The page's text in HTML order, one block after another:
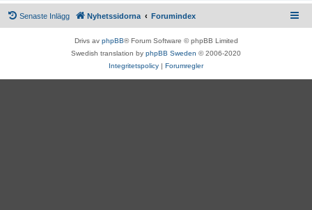
Senaste Inlägg Nyhetssidorna Forumindex
Drivs av phpBB® Forum Software © phpBB Limited
Swedish translation by phpBB Sweden © 2006-2020
Integritetspolicy | Forumregler